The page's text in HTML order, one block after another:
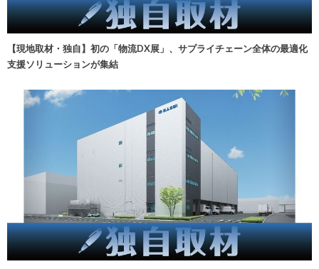
【現地取材・独自】初の「物流DX展」、サプライチェーン全体の最適化
支援ソリューションが集結